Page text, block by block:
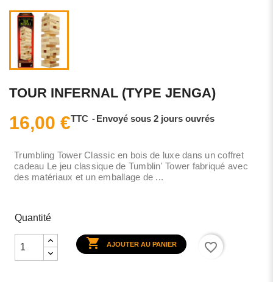
TOUR INFERNAL (TYPE JENGA)
16,00 €TTC Envoyé sous 2 jours ouvrés
Trumbling Tower Classic en bois de luxe dans un coffret
cadeau Le jeu classique de Tumblin' Tower fabriqué avec
des matériaux et un emballage de ...
Quantité
 AJOUTER AU PANIER favorite_border